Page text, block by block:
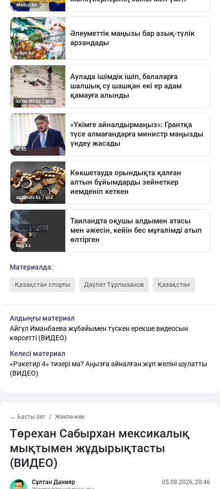
Материалда:
Қазақстан спорты Дәулет Тұрлыханов Қазақстан
Алдыңғы материал
Айгүл Иманбаева жұбайымен түскен ерекше видеосын
көрсетті (ВИДЕО)
Келесі материал
«Рэкетир 4» тизері ма? Аңызға айналған жұп желіні шулатты
(ВИДЕО)
← Басты бет Жекпе-жек
Төрехан Сабырхан мексикалық
мықтымен жұдырықтасты
(ВИДЕО)
Сұлтан Данияр
05.08.2026, 20:46